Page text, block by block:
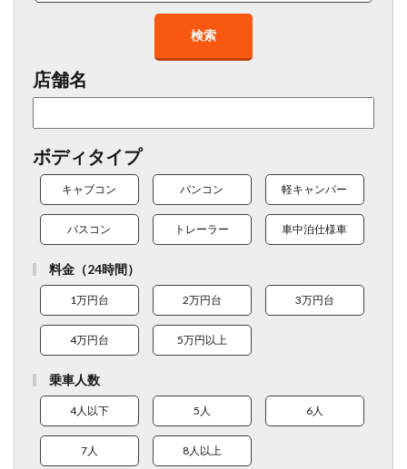
検索
店舗名
ボディタイプ
キャブコン バンコン 軽キャンパー
バスコン トレーラー 車中泊仕様車
料金（24時間）
1万円台 2万円台 3万円台
4万円台 5万円以上
乗車人数
4人以下 5人 6人
7人 8人以上